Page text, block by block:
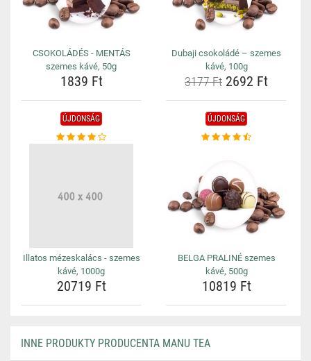
CSOKOLÁDÉS - MENTÁS
szemes kávé, 50g
1839 Ft
Dubaji csokoládé – szemes
kávé, 100g
3177 Ft 2692 Ft
ÚJDONSÁG
Illatos mézeskalács - szemes
kávé, 1000g
20719 Ft
ÚJDONSÁG
BELGA PRALINÉ szemes
kávé, 500g
10819 Ft
INNE PRODUKTY PRODUCENTA MANU TEA